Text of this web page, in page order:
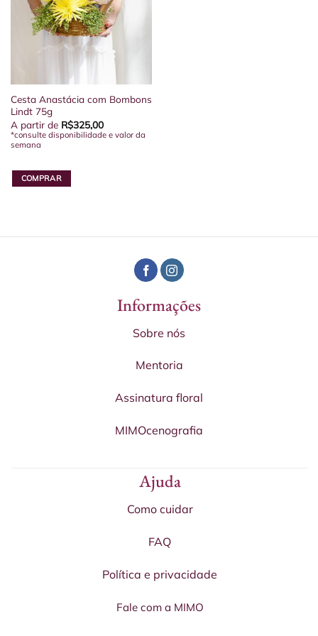
Cesta Anastácia com Bombons
Lindt 75g
A partir de R$325,00
*consulte disponibilidade e valor da
semana
COMPRAR
Informações
Sobre nós
Mentoria
Assinatura floral
MIMOcenografia
Ajuda
Como cuidar
FAQ
Política e privacidade
Fale com a MIMO